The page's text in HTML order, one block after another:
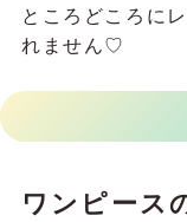
ところどころに
れません♡
ワンピース